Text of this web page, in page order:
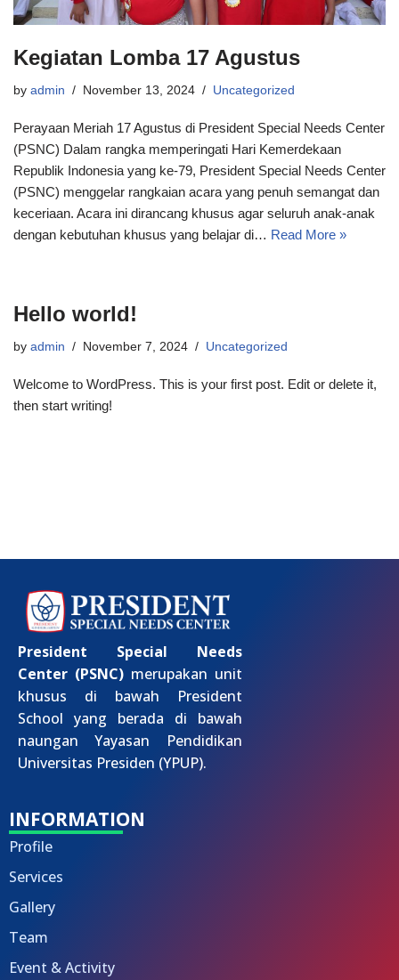
Kegiatan Lomba 17 Agustus
by admin November 13, 2024 Uncategorized
Perayaan Meriah 17 Agustus di President Special Needs Center
(PSNC) Dalam rangka memperingati Hari Kemerdekaan
Republik Indonesia yang ke-79, President Special Needs Center
(PSNC) menggelar rangkaian acara yang penuh semangat dan
keceriaan. Acara ini dirancang khusus agar seluruh anak-anak
dengan kebutuhan khusus yang belajar di… Read More »
Hello world!
by admin November 7, 2024 Uncategorized
Welcome to WordPress. This is your first post. Edit or delete it,
then start writing!
President Special Needs
Center (PSNC)merupakan unit
khusus di bawah President
School yang berada di bawah
naungan Yayasan Pendidikan
Universitas Presiden (YPUP).
INFORMATION
Profile
Services
Gallery
Team
Event & Activity